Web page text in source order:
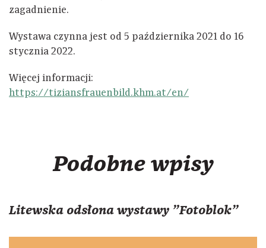
zagadnienie.
Wystawa czynna jest od 5 października 2021 do 16
stycznia 2022.
Więcej informacji:
https://tiziansfrauenbild.khm.at/en/
Podobne wpisy
Litewska odsłona wystawy "Fotoblok"